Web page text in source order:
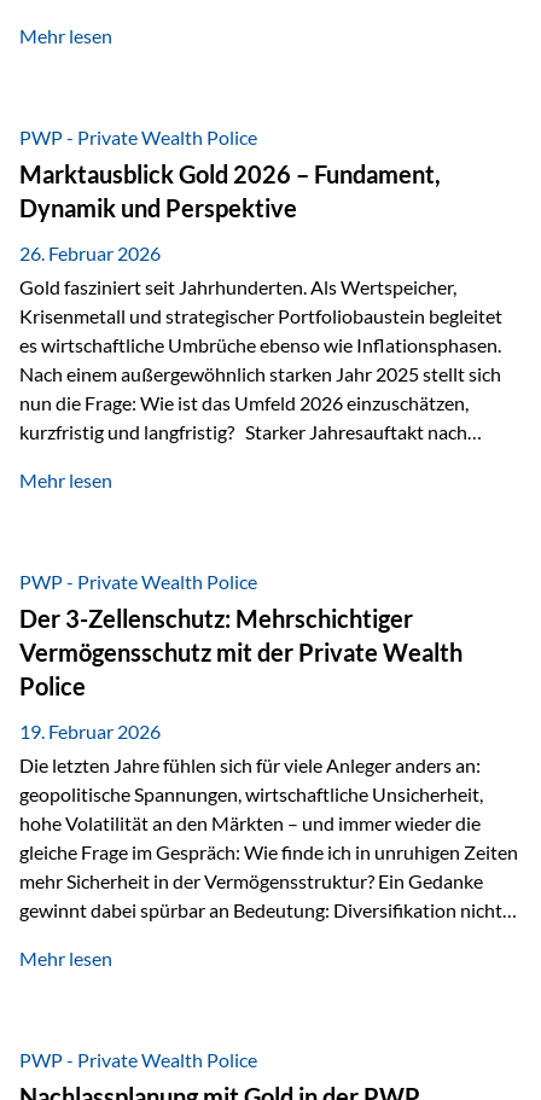
verwalten? Wie kann verhindert werden, dass Ex-Partner,
unbürokratisch übertragen, ohne ausschließlich auf ein
Testament angewiesen zu sein? Wenn klassische Lösungen
nicht ausreichen Traditionelle Nachlassregelungen stoßen
oft…
Mehr lesen
PWP - Private Wealth Police
Marktausblick Gold 2026 – Fundament,
Dynamik und Perspektive
26. Februar 2026
Gold fasziniert seit Jahrhunderten. Als Wertspeicher,
Krisenmetall und strategischer Portfoliobaustein begleitet
es wirtschaftliche Umbrüche ebenso wie Inflationsphasen.
Nach einem außergewöhnlich starken Jahr 2025 stellt sich
nun die Frage: Wie ist das Umfeld 2026 einzuschätzen,
kurzfristig und langfristig? Starker Jahresauftakt nach
Dynamik in das Jahr 2026 gestartet. Zwischen dem
Währungen: +11,5 % Bereits 2025 war ein außergewöhnlich
starkes Jahr: +64,4 % in USD Durchschnitt über alle
Währungen: +56,6 % Langfristig zeigt sich ebenfalls ein
solides…
Mehr lesen
PWP - Private Wealth Police
Der 3-Zellenschutz: Mehrschichtiger
Vermögensschutz mit der Private Wealth
Police
19. Februar 2026
Die letzten Jahre fühlen sich für viele Anleger anders an:
geopolitische Spannungen, wirtschaftliche Unsicherheit,
hohe Volatilität an den Märkten – und immer wieder die
gleiche Frage im Gespräch: Wie finde ich in unruhigen Zeiten
mehr Sicherheit in der Vermögensstruktur? Ein Gedanke
gewinnt dabei spürbar an Bedeutung: Diversifikation nicht
Wer Vermögen ausschließlich in einem Rechtsraum
Liechtenstein eine Rolle spielen: außerhalb der EU, ohne
Euro, mit einem eigenständigen Rechts- und Finanzplatz.
Mehr lesen
PWP - Private Wealth Police